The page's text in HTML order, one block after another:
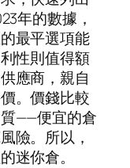
年的數據，
最平選項能
性則值得額
應商，親自
。價錢比較
——便宜的倉
險。所以，
迷你倉。